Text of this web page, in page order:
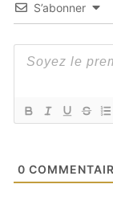
S’abonner
0